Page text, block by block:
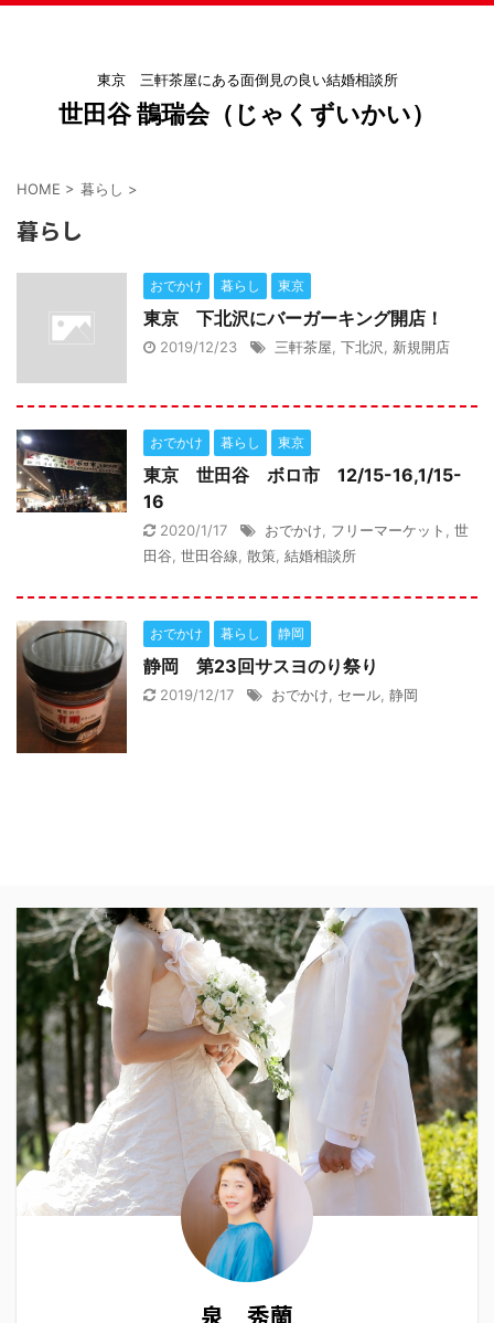
東京 三軒茶屋にある面倒見の良い結婚相談所
世田谷 鵲瑞会（じゃくずいかい）
HOME > 暮らし >
暮らし
おでかけ 暮らし 東京
東京 下北沢にバーガーキング開店！
2019/12/23 三軒茶屋 下北沢 新規開店
おでかけ 暮らし 東京
東京 世田谷 ボロ市 12/15-16,1/15-
16
2020/1/17 おでかけ フリーマーケット
世
田谷 世田谷線 散策 結婚相談所
おでかけ 暮らし 静岡
静岡 第23回サスヨのり祭り
2019/12/17 おでかけ セール 静岡
泉 秀蘭